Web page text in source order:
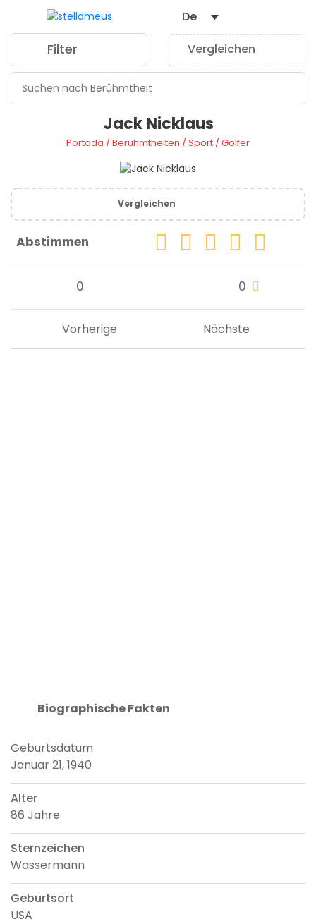
Filter Vergleichen
De
Jack Nicklaus
Portada /Berühmtheiten /Sport /Golfer
Vergleichen
Abstimmen
0 0
Nächste
Vorherige
Biographische Fakten
Geburtsdatum
Januar 21, 1940
Alter
86 Jahre
Sternzeichen
Wassermann
Geburtsort
USA